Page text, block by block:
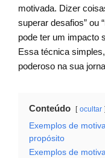
motivada. Dizer
superar desafios” ou
pode ter um impacto
Essa técnica
poderoso na sua
Conteúdo ocultar
Exemplos de
propósito
Exemplos de